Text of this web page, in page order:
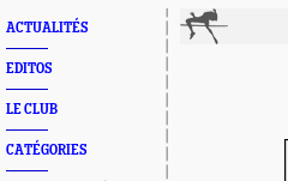
ACTUALITÉS
EDITOS
LE CLUB
CATÉGORIES